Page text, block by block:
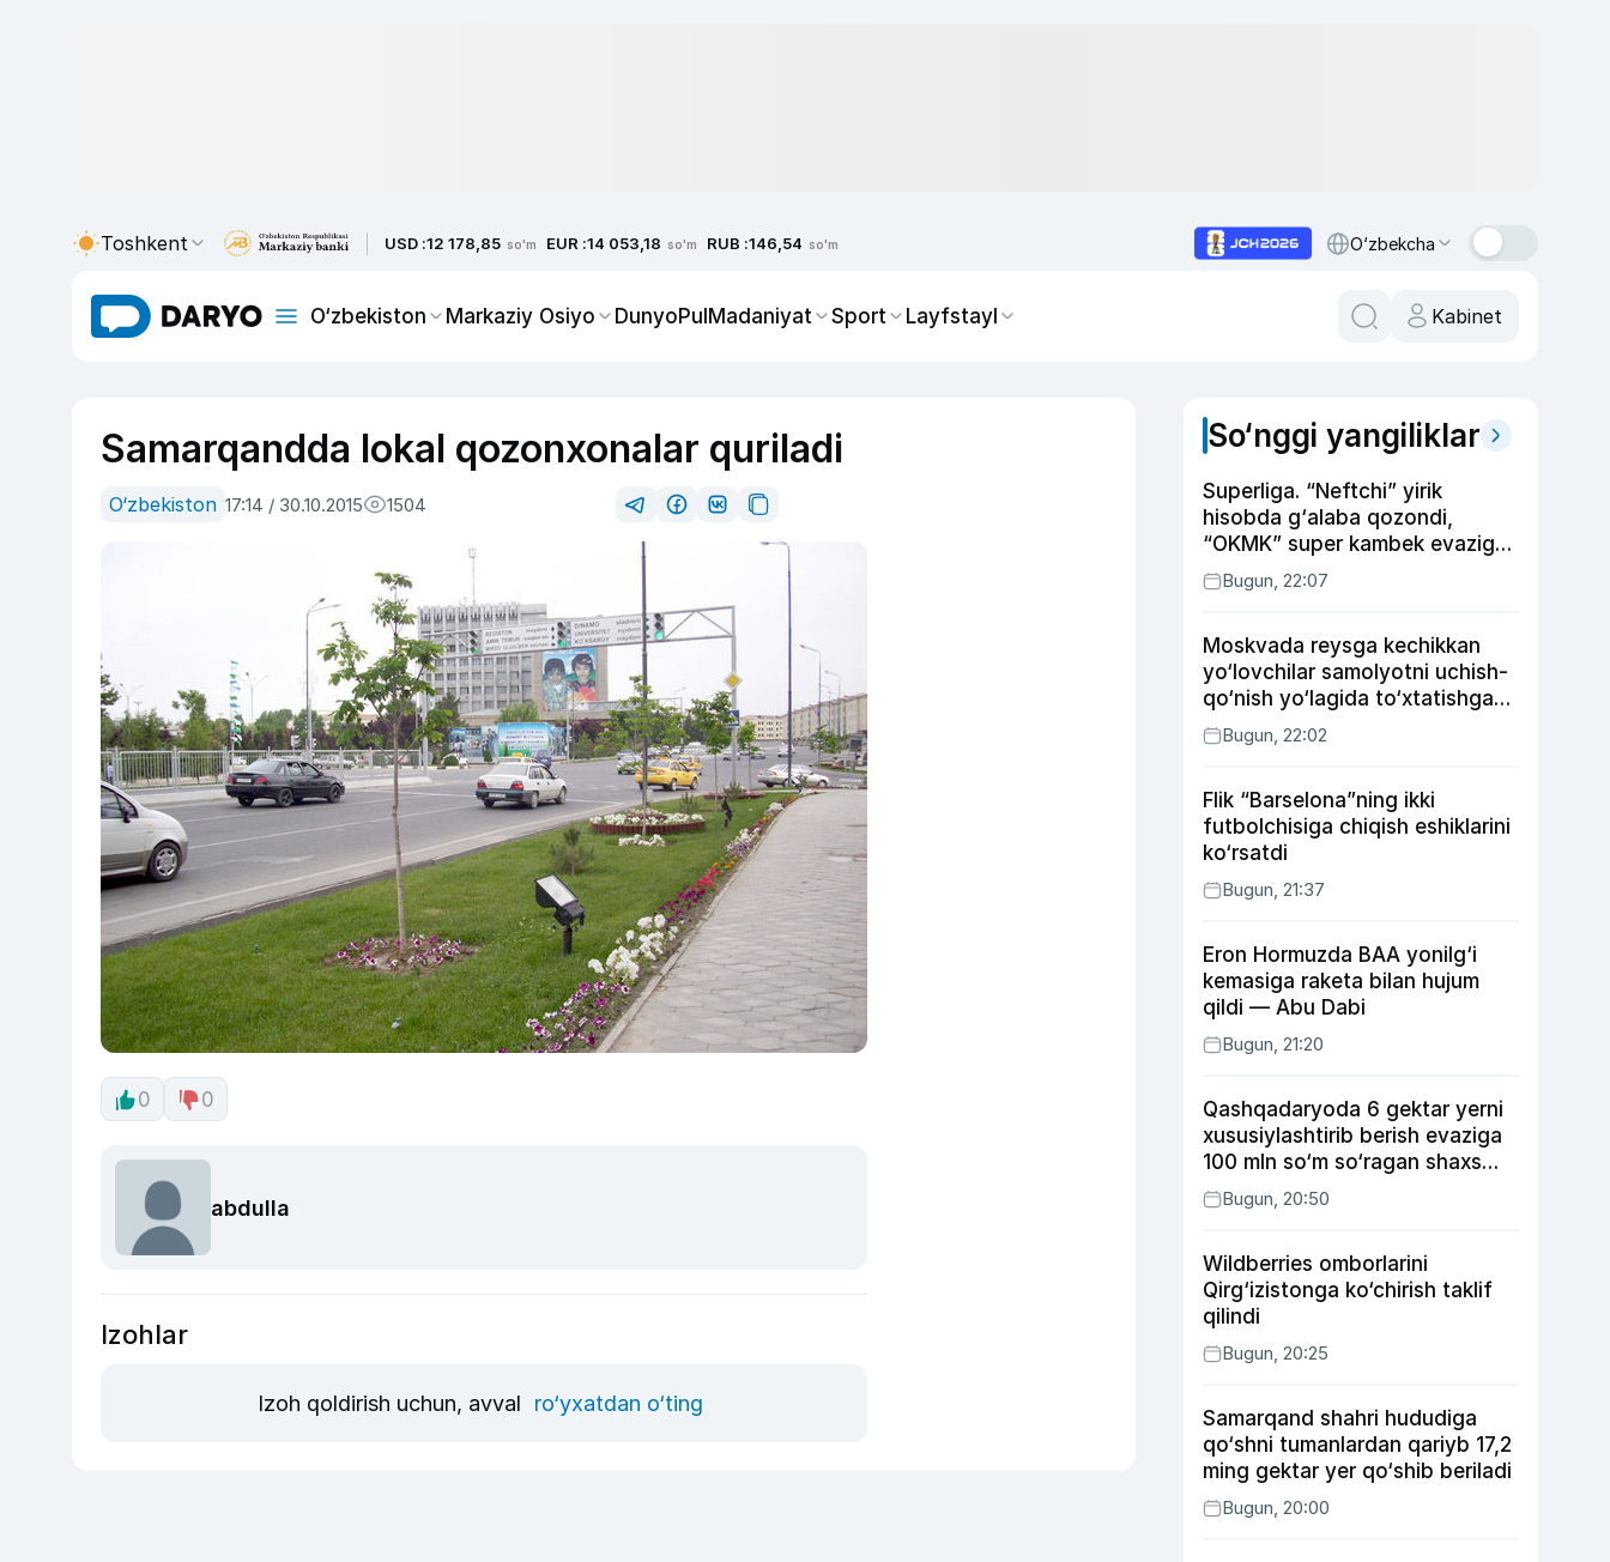
Toshkent USD :12 178,85 so'm EUR :14 053,18 so'm RUB :146,54 so'm O‘zbekcha
O‘zbekiston Markaziy Osiyo DunyoPulMadaniyat Sport Layfstayl Kabinet
Samarqandda lokal qozonxonalar quriladi
O‘zbekiston 17:14 / 30.10.2015 1504
0 0
abdulla
Izohlar
Izoh qoldirish uchun, avval ro‘yxatdan o‘ting
So‘nggi yangiliklar
Superliga. “Neftchi” yirik
hisobda g‘alaba qozondi,
“OKMK” super kambek evaziga
“Bunyodkor”dan ustun keldi,
“Nasaf” durang qayd etdi
Bugun, 22:07
Moskvada reysga kechikkan
yo‘lovchilar samolyotni uchish-
qo‘nish yo‘lagida to‘xtatishga
urindi (video)
Bugun, 22:02
Flik “Barselona”ning ikki
futbolchisiga chiqish eshiklarini
ko‘rsatdi
Bugun, 21:37
Eron Hormuzda BAA yonilg‘i
kemasiga raketa bilan hujum
qildi — Abu Dabi
Bugun, 21:20
Qashqadaryoda 6 gektar yerni
xususiylashtirib berish evaziga
100 mln so‘m so‘ragan shaxs
ushlandi
Bugun, 20:50
Wildberries omborlarini
Qirg‘izistonga ko‘chirish taklif
qilindi
Bugun, 20:25
Samarqand shahri hududiga
qo‘shni tumanlardan qariyb 17,2
ming gektar yer qo‘shib beriladi
Bugun, 20:00